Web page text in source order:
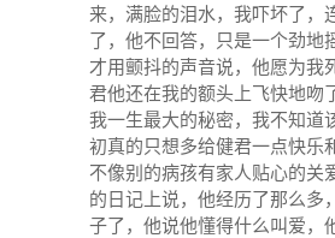
来，满脸的泪水，我吓坏了，
了，他不回答，只是一个劲地
才用颤抖的声音说，他愿为
君他还在我的额头上飞快地
我一生最大的秘密，我不知道
初真的只想多给健君一点快乐
不像别的病孩有家人贴心的关
的日记上说，他经历了那么多
子了，他说他懂得什么叫爱，